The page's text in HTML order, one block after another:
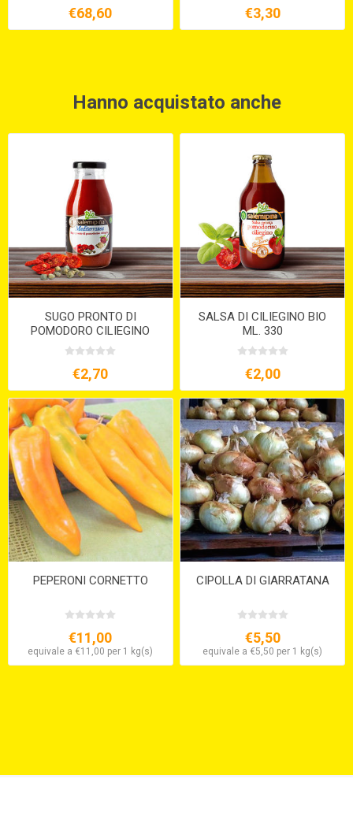
€68,60 €3,30
Hanno acquistato anche
SUGO PRONTO DI
POMODORO CILIEGINO
ALLA MEDITERRANEA BIO
ML. 250
€2,70
SALSA DI CILIEGINO BIO
ML. 330
€2,00
PEPERONI CORNETTO
€11,00
equivale a €11,00 per 1 kg(s)
CIPOLLA DI GIARRATANA
€5,50
equivale a €5,50 per 1 kg(s)